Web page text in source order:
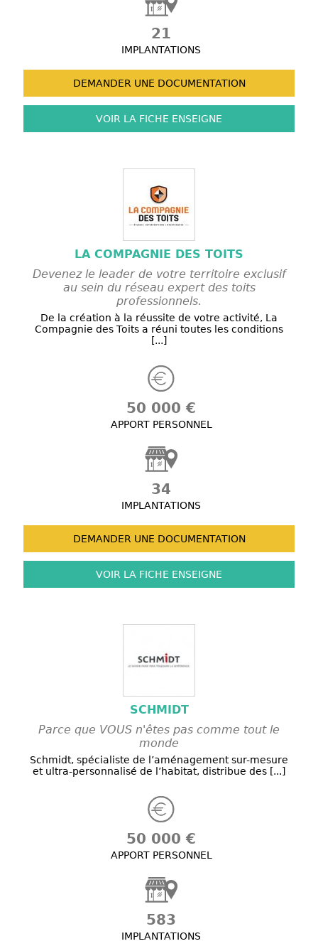
21
IMPLANTATIONS
DEMANDER UNE DOCUMENTATION
VOIR LA FICHE ENSEIGNE
LA COMPAGNIE DES TOITS
Devenez le leader de votre territoire exclusif
au sein du réseau expert des toits
professionnels.
De la création à la réussite de votre activité, La
Compagnie des Toits a réuni toutes les conditions
[...]
50 000 €
APPORT PERSONNEL
34
IMPLANTATIONS
DEMANDER UNE DOCUMENTATION
VOIR LA FICHE ENSEIGNE
SCHMIDT
Parce que VOUS n'êtes pas comme tout le
monde
Schmidt, spécialiste de l’aménagement sur-mesure
et ultra-personnalisé de l’habitat, distribue des [...]
50 000 €
APPORT PERSONNEL
583
IMPLANTATIONS